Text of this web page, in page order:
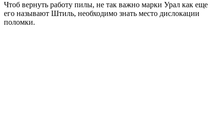
Чтоб вернуть работу пилы, не так важно марки Урал как еще
его называют Штиль, необходимо знать место дислокации
поломки.